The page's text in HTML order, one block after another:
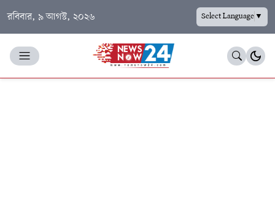
রবিবার, ৯ আগস্ট, ২০২৬ Select Language▼